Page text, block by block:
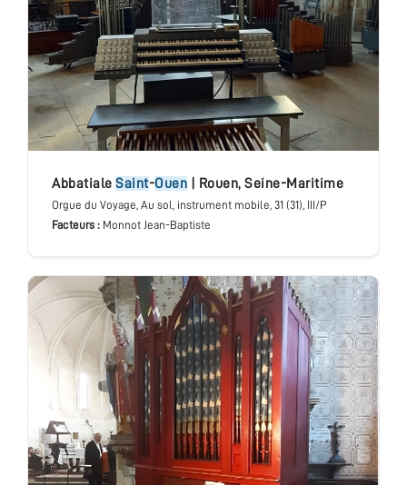
abbatiale Saint-Ouen Rouen, Seine-Maritime
Orgue du Voyage, Au sol, instrument mobile, 31 (31), III/P
Facteurs : Monnot Jean-Baptiste